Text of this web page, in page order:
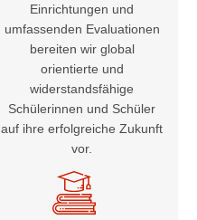
Einrichtungen und
umfassenden Evaluationen
bereiten wir global
orientierte und
widerstandsfähige
Schülerinnen und Schüler
auf ihre erfolgreiche Zukunft
vor.